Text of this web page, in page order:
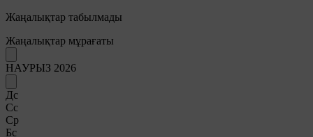
Жаңалықтар табылмады
Жаңалықтар мұрағаты
НАУРЫЗ 2026
Дс
Сс
Ср
Бс